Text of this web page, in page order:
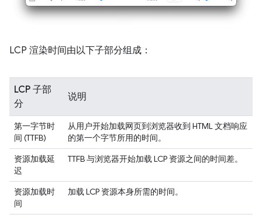
LCP 渲染时间由以下子部分组成：
LCP 子部
分
说明
第一字节时
间 (TTFB)
从用户开始加载网页到浏览器收到 HTML 文档响应
的第一个字节所用的时间。
资源加载延
迟
TTFB 与浏览器开始加载 LCP 资源之间的时间差。
资源加载时
间
加载 LCP 资源本身所需的时间。